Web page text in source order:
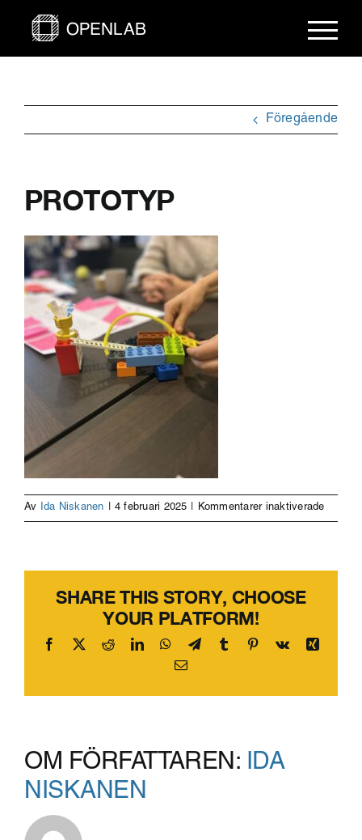
Föregående
PROTOTYP
Av Ida Niskanen | 4 februari 2025 | Kommentarer inaktiveradeför
SHARE THIS STORY, CHOOSE
YOUR PLATFORM!
Facebook
X RedditLinkedInWhatsApp
TelegramTumblr Pinterest
Vk
Xing
E-
OM FÖRFATTAREN: IDA
NISKANEN